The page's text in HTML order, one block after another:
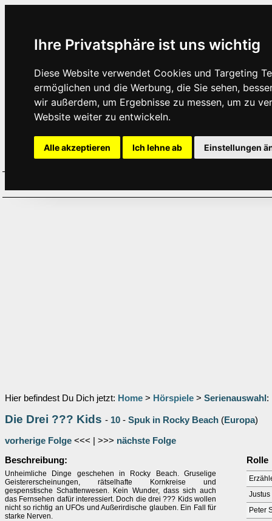
Ihre Privatsphäre ist uns wichtig
Diese Website verwendet Cookies und Targeting
ermöglichen und die Werbung, die Sie sehen,
wir außerdem, um Ergebnisse zu messen, um zu
Website weiter zu entwickeln.
Alle akzeptieren Ich lehne ab Einstellungen
Hier befindest Du Dich jetzt: Home > Hörspiele > Serienauswahl :
Die Drei ??? Kids - 10 - Spuk in Rocky Beach (Europa)
vorherige Folge <<< | >>> nächste Folge
Beschreibung:
Unheimliche Dinge geschehen in Rocky Beach. Gruselige
Geistererscheinungen, rätselhafte Kornkreise und
gespenstische Schattenwesen. Kein Wunder, dass sich auch
das Fernsehen dafür interessiert. Doch die drei ??? Kids wollen
nicht so richtig an UFOs und Außerirdische glauben. Ein Fall für
starke Nerven.
Rolle
Justus
Peter